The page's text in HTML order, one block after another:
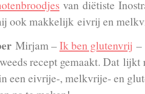
van diëtiste
ook makkelijk eivrij en
Mirjam –Ik ben glutenvrij –
recept gemaakt. Dat lijkt
een eivrije-, melkvrije- en